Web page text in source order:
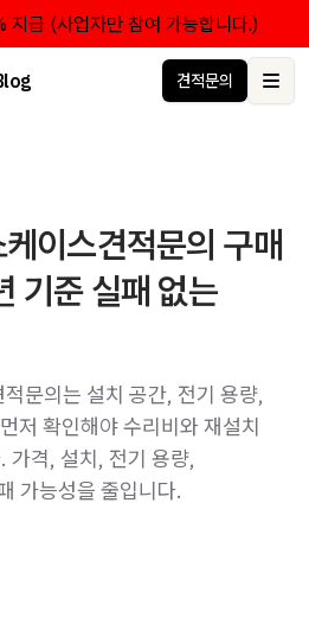
급 (사업자만 참여 가능합니다.)
율 1위 브랜드 한성쇼케이스
견적문의
이스견적문의 구매
기준 실패 없는
문의는 설치 공간, 전기 용량,
저 확인해야 수리비와 재설치
가격, 설치, 전기 용량,
가능성을 줄입니다.